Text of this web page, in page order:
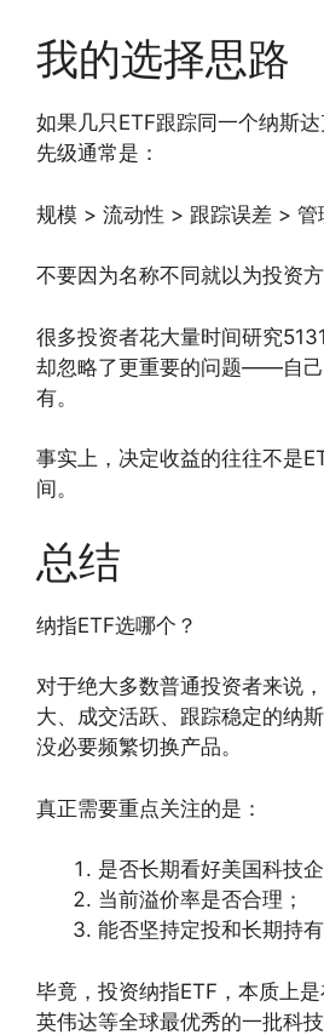
我的选择思路
如果几只ETF跟踪同一个纳斯
先级通常是：
规模 > 流动性 > 跟踪误差 > 管
不要因为名称不同就以为投资方
很多投资者花大量时间研究
却忽略了更重要的问题——自
有。
事实上，决定收益的往往不是
间。
总结
纳指ETF选哪个？
对于绝大多数普通投资者来说
大、成交活跃、跟踪稳定的纳
没必要频繁切换产品。
真正需要重点关注的是：
是否长期看好美国科技企
当前溢价率是否合理；
能否坚持定投和长期持有
毕竟，投资纳指ETF，本质上是
英伟达等全球最优秀的一批科